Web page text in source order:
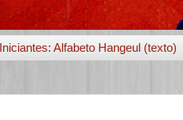
Iniciantes: Alfabeto Hangeul (texto)